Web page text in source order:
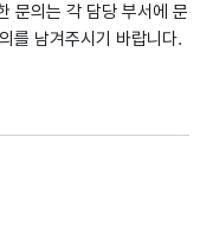
문의는 각 담당 부서에 문
를 남겨주시기 바랍니다.